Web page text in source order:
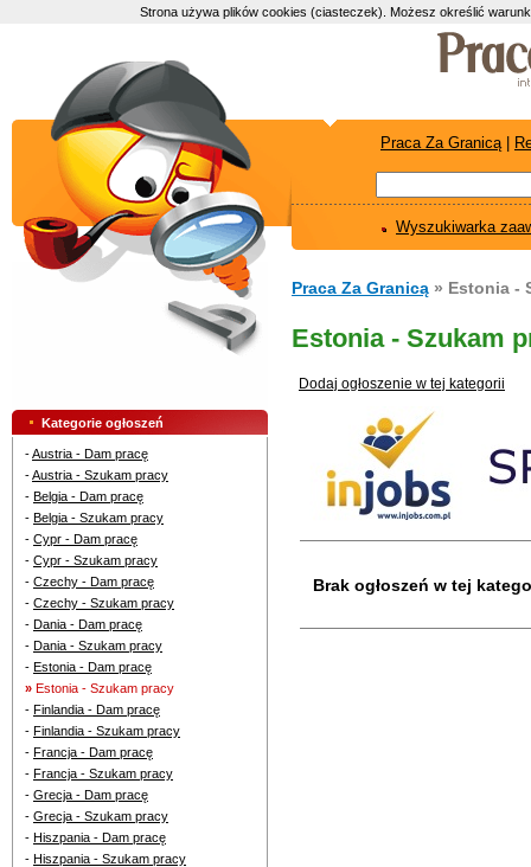
Praca Za Granicą|
Wyszukiwarka
Praca Za Granicą » Estonia -
Estonia - Szukam
Dodaj ogłoszenie w tej kategorii
Brak ogłoszeń w tej
Kategorie ogłoszeń
-Austria - Dam pracę
-Austria - Szukam pracy
- Belgia - Dam pracę
- Belgia - Szukam pracy
- Cypr - Dam pracę
- Cypr - Szukam pracy
- Czechy - Dam pracę
- Czechy - Szukam pracy
- Dania - Dam pracę
- Dania - Szukam pracy
- Estonia - Dam pracę
» Estonia - Szukam pracy
- Finlandia - Dam pracę
- Finlandia - Szukam pracy
- Francja - Dam pracę
- Francja - Szukam pracy
- Grecja - Dam pracę
- Grecja - Szukam pracy
- Hiszpania - Dam pracę
- Hiszpania - Szukam pracy
Strona używa plików cookies (ciasteczek). Możesz określić